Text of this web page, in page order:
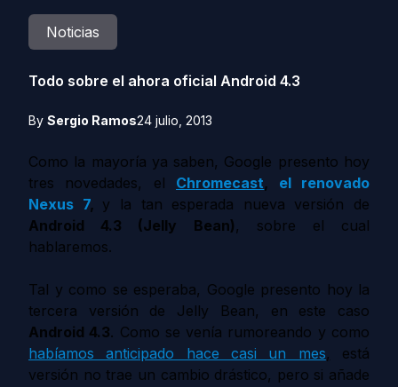
Noticias
Todo sobre el ahora oficial Android 4.3
By Sergio Ramos24 julio, 2013
Como la mayoría ya saben, Google presento hoy
tres novedades, el Chromecast, el renovado
Nexus 7, y la tan esperada nueva versión de
Android 4.3 (Jelly Bean) , sobre el cual
hablaremos.
Tal y como se esperaba, Google presento hoy la
tercera versión de Jelly Bean, en este caso
Android 4.3. Como se venía rumoreando y como
habíamos anticipado hace casi un mes, está
versión no trae un cambio drástico, pero si añade